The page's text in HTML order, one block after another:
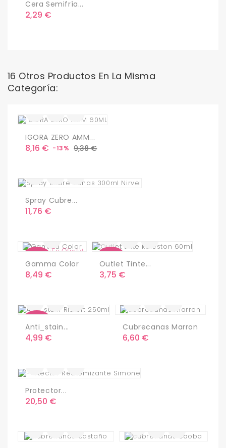
Cera Semifría...
Precio
2,29 €
16 Otros Productos En La Misma
Categoría:
IGORA ZERO AMM...
Precio
8,16 € -13% Precio
9,38 €
Spray Cubre...
Precio
11,76 €
¡En Oferta!
Gamma Color
Precio
8,49 €
Outlet Tinte...
Precio
3,75 €
Anti_stain...
Precio
4,99 €
Cubrecanas Marron
Precio
6,60 €
Protector...
Precio
20,50 €